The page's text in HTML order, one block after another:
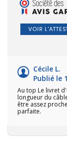
VOIR
Cécile L.
Publié le
Au top Le livret
longueur du
être assez
parfaite.